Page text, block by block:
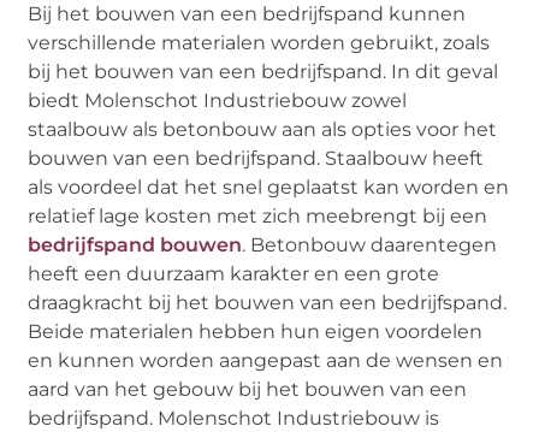
Bij het bouwen van een bedrijfspand kunnen
verschillende materialen worden gebruikt, zoals
bij het bouwen van een bedrijfspand. In dit geval
biedt Molenschot Industriebouw zowel
staalbouw als betonbouw aan als opties voor het
bouwen van een bedrijfspand. Staalbouw heeft
als voordeel dat het snel geplaatst kan worden en
relatief lage kosten met zich meebrengt bij een
bedrijfspand bouwen. Betonbouw daarentegen
heeft een duurzaam karakter en een grote
draagkracht bij het bouwen van een bedrijfspand.
Beide materialen hebben hun eigen voordelen
en kunnen worden aangepast aan de wensen en
aard van het gebouw bij het bouwen van een
bedrijfspand. Molenschot Industriebouw is